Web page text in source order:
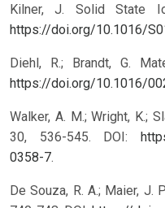
Kilner, J. Solid State
https://doi.org/10.1016/
Diehl, R.; Brandt, G.
https://doi.org/10.1016/
Walker, A. M.; Wright, K.;
30, 536-545. DOI:
0358-7.
De Souza, R. A.; Maier, J.